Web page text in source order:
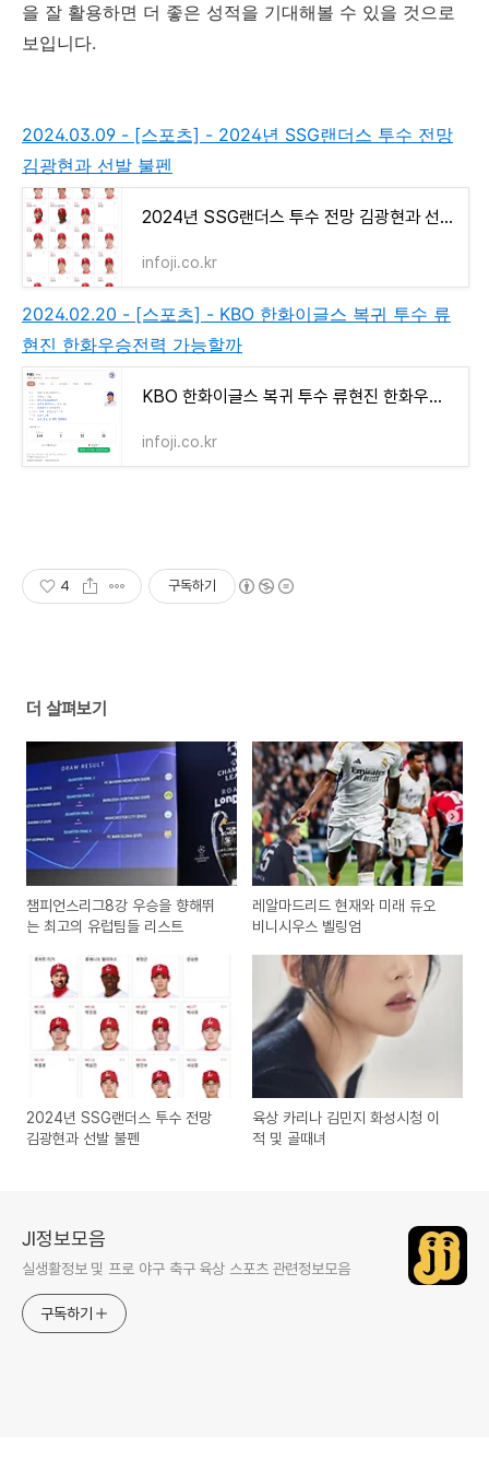
을 잘 활용하면 더 좋은 성적을 기대해볼 수 있을 것으로
보입니다.
2024.03.09 - [스포츠] - 2024년 SSG랜더스 투수 전망
김광현과 선발 불펜
2024년 SSG랜더스 투수 전망 김광현과 선발 불펜
infoji.co.kr
2024.02.20 - [스포츠] - KBO 한화이글스 복귀 투수 류
현진 한화우승전력 가능할까
KBO 한화이글스 복귀 투수 류현진 한화우승전력 가능할까
infoji.co.kr
4 구독하기
더 살펴보기
챔피언스리그8강 우승을 향해뛰
는 최고의 유럽팀들 리스트
레알마드리드 현재와 미래 듀오
비니시우스 벨링엄
2024년 SSG랜더스 투수 전망
김광현과 선발 불펜
육상 카리나 김민지 화성시청 이
적 및 골때녀
JI정보모음
실생활정보 및 프로 야구 축구 육상 스포츠 관련정보모음
구독하기